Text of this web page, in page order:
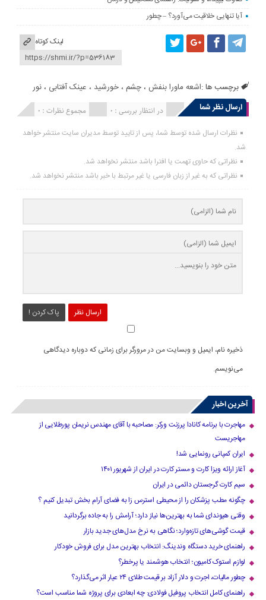
آیا تنهایی خلاقیت می‌آورد؟ – چطور
لینک کوتاه
برچسب ها :اشعه ماورا بنفش ،چشم ،خورشيد ، عینک‌ آفتابی ،نور
ارسال نظر شما
مجموع نظرات : 0 در انتظار بررسی : 0 انتشار یافته : 0
نظرات ارسال شده توسط شما، پس از تایید توسط مدیران سایت منتشر خواهد
شد.
نظراتی که حاوی تهمت یا افترا باشد منتشر نخواهد شد.
نظراتی که به غیر از زبان فارسی یا غیر مرتبط با خبر باشد منتشر نخواهد شد.
ارسال نظر پاک کردن !
ذخیره نام، ایمیل و وبسایت من در مرورگر برای زمانی که دوباره دیدگاهی
می‌نویسم.
آخرین اخبار
مهاجرت با برنامه کانادا پرزنت ورکر: مصاحبه با آقای مهندس نریمان پورطلایی از
مهاجریست
ایران کمپانی رونمایی شد!
آغاز ارائه ویزا کارت و مستر کارت در ایران از شهریور ۱۴۰۱
سیم کارت گرجستان دائمی در ایران
چگونه مطب پزشکان را از محیطی استرس زا به فضای آرام بخش تبدیل کنیم ؟
وقتی هیوندای شما به بهترین‌ها نیاز دارد؛ آرامش را به جاده برگردانید
قیمت گوشی‌های تازه‌وارد؛ نگاهی به نرخ مدل‌های جدید بازار
راهنمای خرید دستگاه وندینگ: انتخاب بهترین مدل برای فروش خودکار
لوازم استوک کامیون؛ انتخاب هوشمند یا پرخطر؟
چطور مالیات، اجرت و دلار آزاد بر قیمت طلای ۲۴ عیار اثر می‌گذارد؟
راهنمای کامل انتخاب پروفیل فولادی: چه ابعادی برای پروژه شما مناسب است؟